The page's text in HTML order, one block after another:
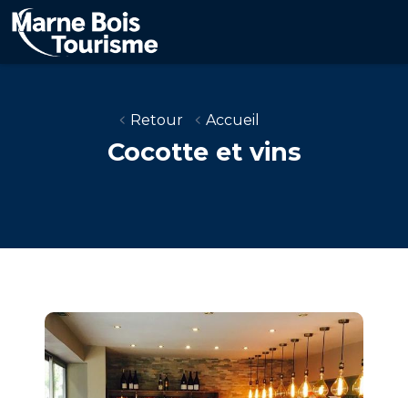
Aller
au
contenu
principal
Retour Accueil
Cocotte et vins